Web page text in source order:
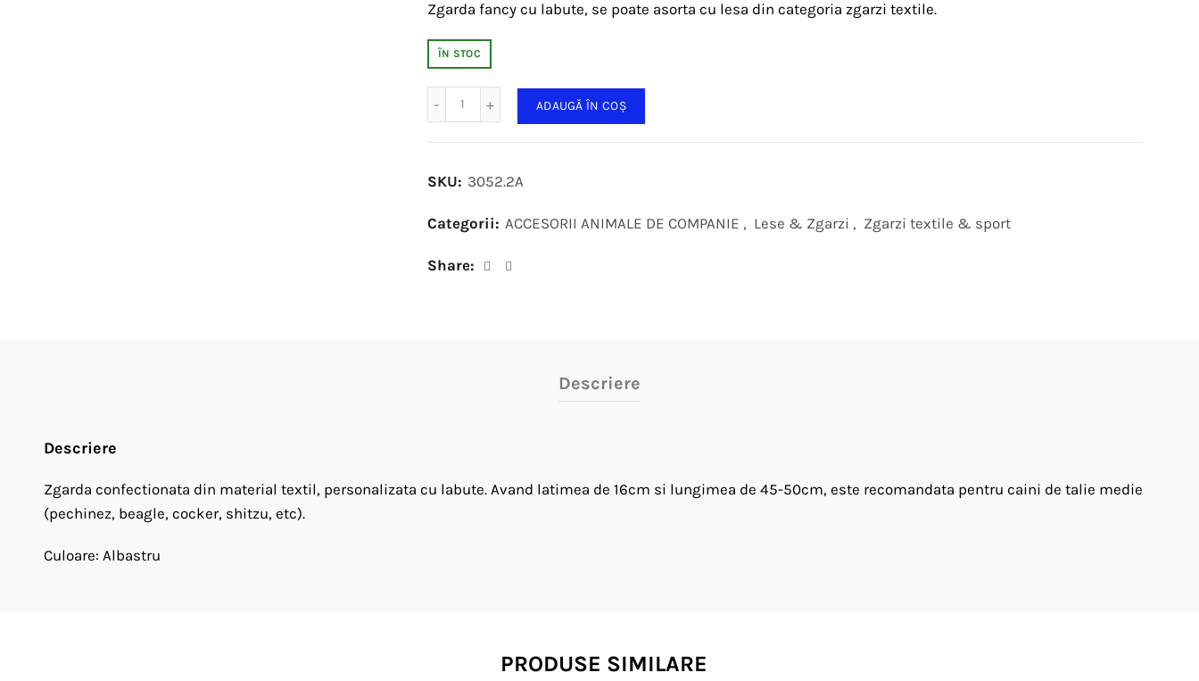
Zgarda fancy cu labute, se poate asorta cu lesa din categoria zgarzi textile.
ÎN STOC
ADAUGĂ ÎN COȘ
SKU: 3052.2A
Categorii: ACCESORII ANIMALE DE COMPANIE , Lese & Zgarzi , Zgarzi textile & sport
Share
Descriere
Descriere
Zgarda confectionata din material textil, personalizata cu labute. Avand latimea de 16cm si lungimea de 45-50cm, este recomandata pentru caini de talie medie
(pechinez, beagle, cocker, shitzu, etc).
Culoare: Albastru
PRODUSE SIMILARE